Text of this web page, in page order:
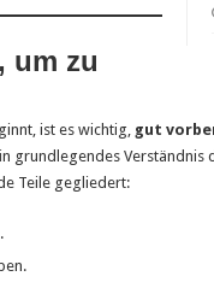
um zu
ist es wichtig, gut
grundlegendes Verständnis
Teile gegliedert: